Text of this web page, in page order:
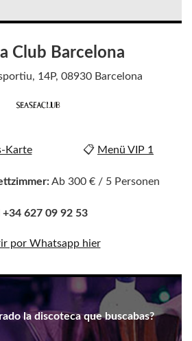
Club Barcelona
14P, 08930 Barcelona
Karte 📋 Menü VIP 1
Ab 300 € / 5 Personen
+34 627 09 92 53
por Whatsapp hier
la discoteca que buscabas?